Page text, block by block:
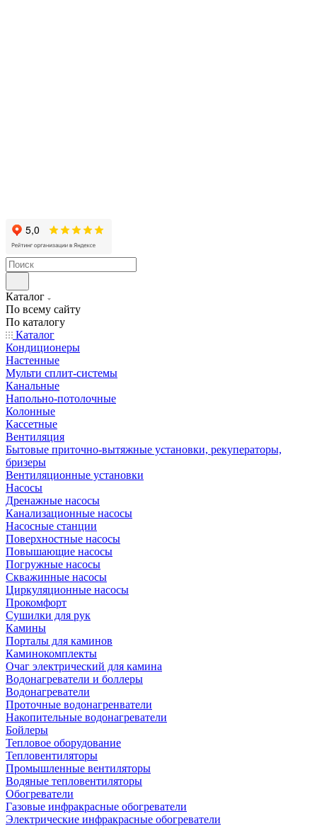
Каталог
По всему сайту
По каталогу
Каталог
Кондиционеры
Настенные
Мульти сплит-системы
Канальные
Напольно-потолочные
Колонные
Кассетные
Вентиляция
Бытовые приточно-вытяжные установки, рекуператоры,
бризеры
Вентиляционные установки
Насосы
Дренажные насосы
Канализационные насосы
Насосные станции
Поверхностные насосы
Повышающие насосы
Погружные насосы
Скважинные насосы
Циркуляционные насосы
Прокомфорт
Сушилки для рук
Камины
Порталы для каминов
Каминокомплекты
Очаг электрический для камина
Водонагреватели и боллеры
Водонагреватели
Проточные водонагренватели
Накопительные водонагреватели
Бойлеры
Тепловое оборудование
Тепловентиляторы
Промышленные вентиляторы
Водяные тепловентиляторы
Обогреватели
Газовые инфракрасные обогреватели
Электрические инфракрасные обогреватели